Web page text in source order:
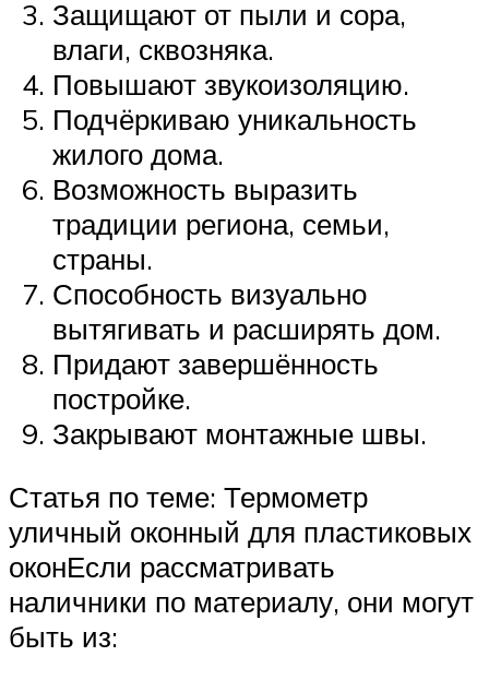
Защищают от пыли и сора,
влаги, сквозняка.
Повышают звукоизоляцию.
Подчёркиваю уникальность
жилого дома.
Возможность выразить
традиции региона, семьи,
страны.
Способность визуально
вытягивать и расширять дом.
Придают завершённость
постройке.
Закрывают монтажные швы.
Статья по теме: Термометр
уличный оконный для пластиковых
оконЕсли рассматривать
наличники по материалу, они могут
быть из: